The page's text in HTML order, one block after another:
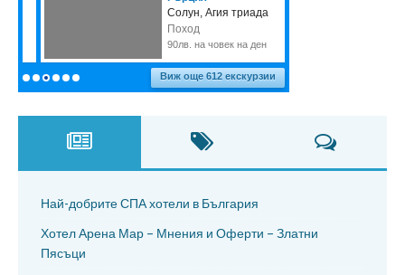
Най-добрите СПА хотели в България
Хотел Арена Мар – Мнения и Оферти – Златни
Пясъци